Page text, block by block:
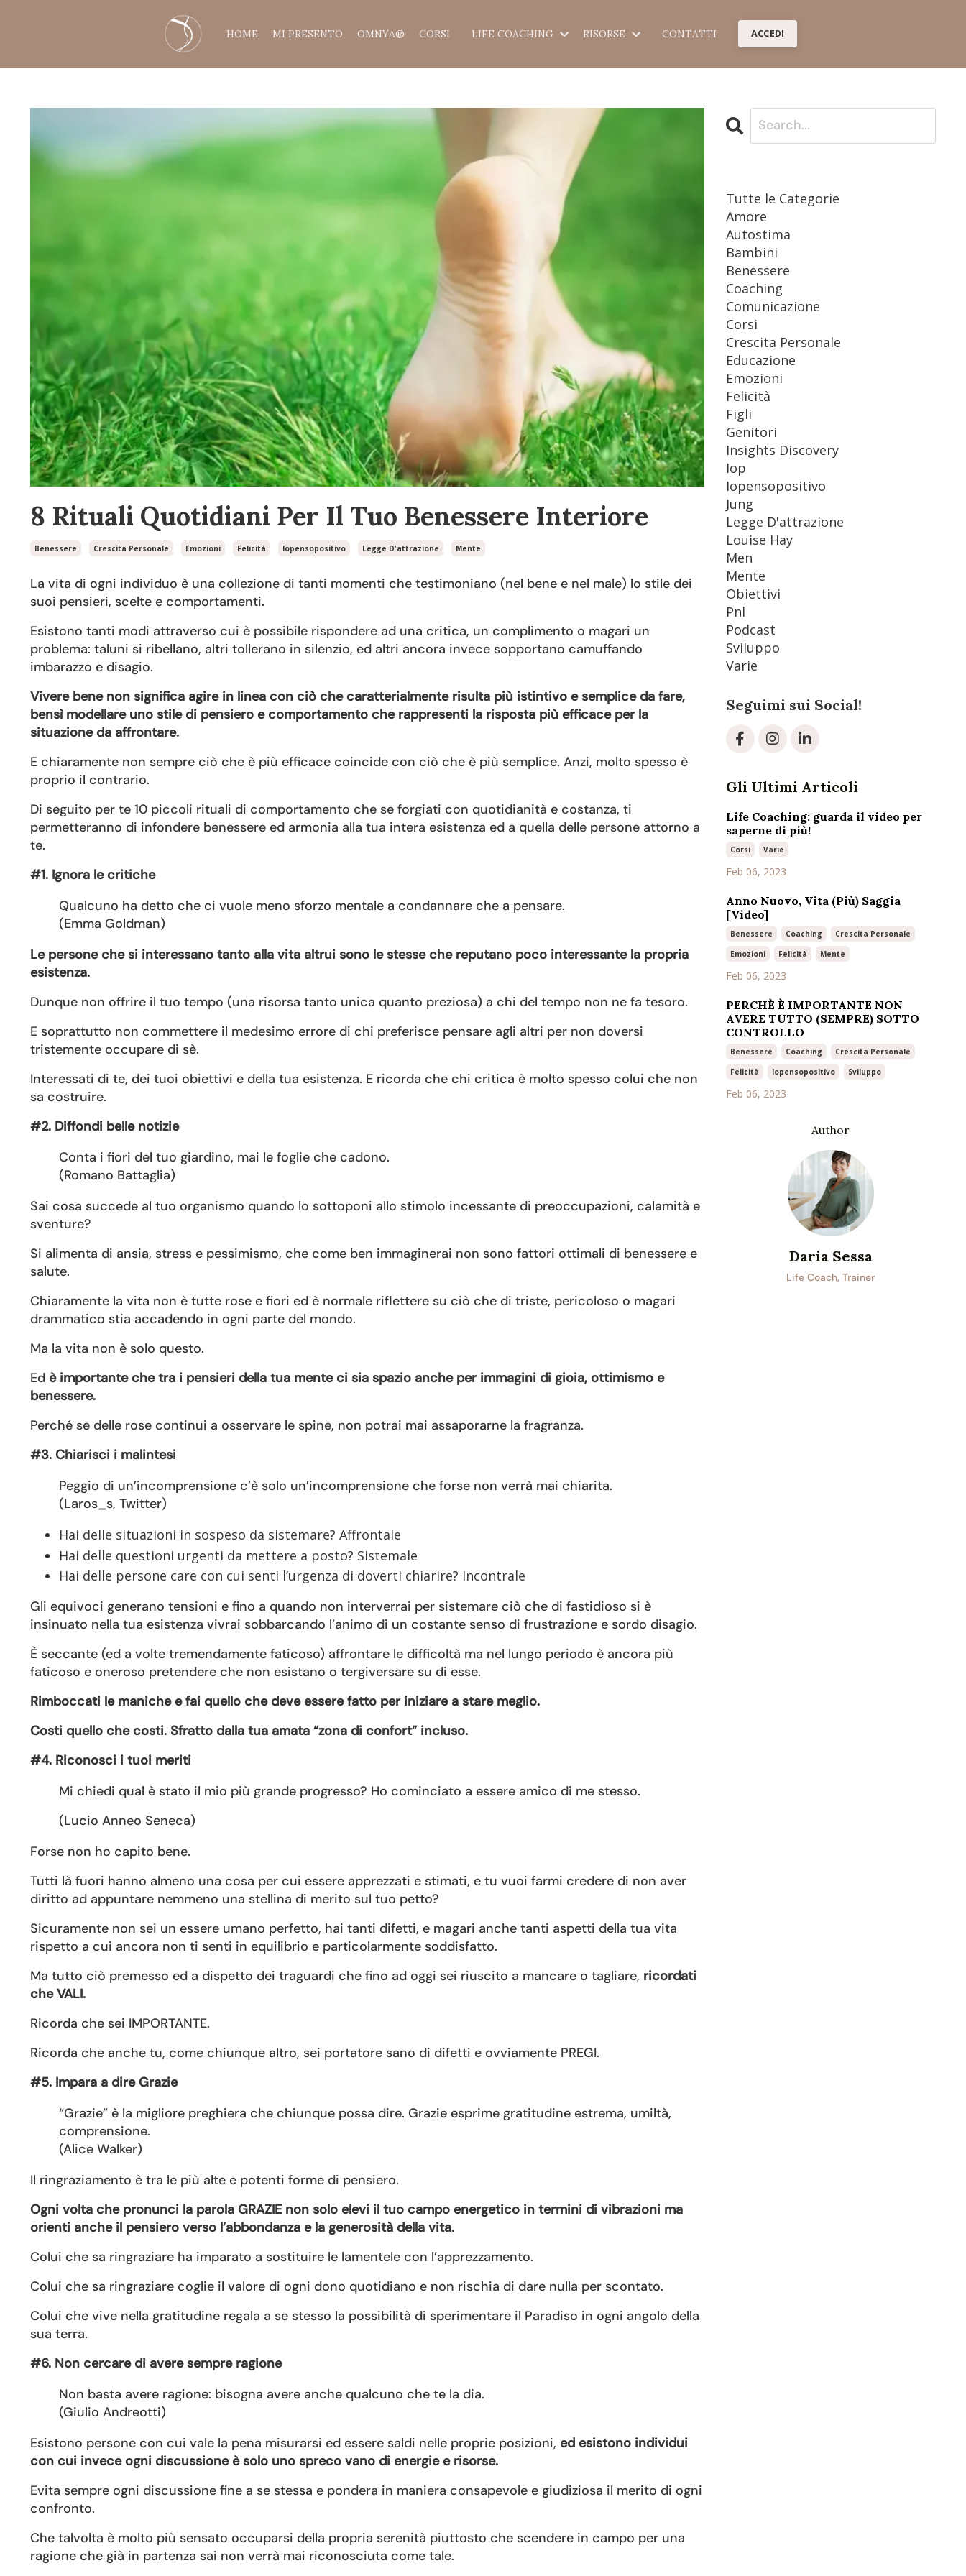
HOME MI PRESENTO OMNYA® CORSI LIFE COACHING RISORSE CONTATTI ACCEDI
8 Rituali Quotidiani Per Il Tuo Benessere Interiore
Benessere Crescita Personale Emozioni Felicità Iopensopositivo Legge D'attrazione Mente
La vita di ogni individuo è una collezione di tanti momenti che testimoniano (nel bene e nel male) lo stile dei
suoi pensieri, scelte e comportamenti.
Esistono tanti modi attraverso cui è possibile rispondere ad una critica, un complimento o magari un
problema: taluni si ribellano, altri tollerano in silenzio, ed altri ancora invece sopportano camuffando
imbarazzo e disagio.
Vivere bene non significa agire in linea con ciò che caratterialmente risulta più istintivo e semplice da fare,
bensì modellare uno stile di pensiero e comportamento che rappresenti la risposta più efficace per la
situazione da affrontare.
E chiaramente non sempre ciò che è più efficace coincide con ciò che è più semplice. Anzi, molto spesso è
proprio il contrario.
Di seguito per te 10 piccoli rituali di comportamento che se forgiati con quotidianità e costanza, ti
permetteranno di infondere benessere ed armonia alla tua intera esistenza ed a quella delle persone attorno a
te.
#1. Ignora le critiche
Qualcuno ha detto che ci vuole meno sforzo mentale a condannare che a pensare.
(Emma Goldman)
Le persone che si interessano tanto alla vita altrui sono le stesse che reputano poco interessante la propria
esistenza.
Dunque non offrire il tuo tempo (una risorsa tanto unica quanto preziosa) a chi del tempo non ne fa tesoro.
E soprattutto non commettere il medesimo errore di chi preferisce pensare agli altri per non doversi
tristemente occupare di sè.
Interessati di te, dei tuoi obiettivi e della tua esistenza. E ricorda che chi critica è molto spesso colui che non
sa costruire.
#2. Diffondi belle notizie
Conta i fiori del tuo giardino, mai le foglie che cadono.
(Romano Battaglia)
Sai cosa succede al tuo organismo quando lo sottoponi allo stimolo incessante di preoccupazioni, calamità e
sventure?
Si alimenta di ansia, stress e pessimismo, che come ben immaginerai non sono fattori ottimali di benessere e
salute.
Chiaramente la vita non è tutte rose e fiori ed è normale riflettere su ciò che di triste, pericoloso o magari
drammatico stia accadendo in ogni parte del mondo.
Ma la vita non è solo questo.
Ed è importante che tra i pensieri della tua mente ci sia spazio anche per immagini di gioia, ottimismo e
benessere.
Perché se delle rose continui a osservare le spine, non potrai mai assaporarne la fragranza.
#3. Chiarisci i malintesi
Peggio di un’incomprensione c’è solo un’incomprensione che forse non verrà mai chiarita.
(Laros_s, Twitter)
Hai delle situazioni in sospeso da sistemare? Affrontale
Hai delle questioni urgenti da mettere a posto? Sistemale
Hai delle persone care con cui senti l’urgenza di doverti chiarire? Incontrale
Gli equivoci generano tensioni e fino a quando non interverrai per sistemare ciò che di fastidioso si è
insinuato nella tua esistenza vivrai sobbarcando l’animo di un costante senso di frustrazione e sordo disagio.
È seccante (ed a volte tremendamente faticoso) affrontare le difficoltà ma nel lungo periodo è ancora più
faticoso e oneroso pretendere che non esistano o tergiversare su di esse.
Rimboccati le maniche e fai quello che deve essere fatto per iniziare a stare meglio.
Costi quello che costi. Sfratto dalla tua amata “zona di confort” incluso.
#4. Riconosci i tuoi meriti
Mi chiedi qual è stato il mio più grande progresso? Ho cominciato a essere amico di me stesso.
(Lucio Anneo Seneca)
Forse non ho capito bene.
Tutti là fuori hanno almeno una cosa per cui essere apprezzati e stimati, e tu vuoi farmi credere di non aver
diritto ad appuntare nemmeno una stellina di merito sul tuo petto?
Sicuramente non sei un essere umano perfetto, hai tanti difetti, e magari anche tanti aspetti della tua vita
rispetto a cui ancora non ti senti in equilibrio e particolarmente soddisfatto.
Ma tutto ciò premesso ed a dispetto dei traguardi che fino ad oggi sei riuscito a mancare o tagliare, ricordati
che VALI.
Ricorda che sei IMPORTANTE.
Ricorda che anche tu, come chiunque altro, sei portatore sano di difetti e ovviamente PREGI.
#5. Impara a dire Grazie
“Grazie” è la migliore preghiera che chiunque possa dire. Grazie esprime gratitudine estrema, umiltà,
comprensione.
(Alice Walker)
Il ringraziamento è tra le più alte e potenti forme di pensiero.
Ogni volta che pronunci la parola GRAZIE non solo elevi il tuo campo energetico in termini di vibrazioni ma
orienti anche il pensiero verso l’abbondanza e la generosità della vita.
Colui che sa ringraziare ha imparato a sostituire le lamentele con l’apprezzamento.
Colui che sa ringraziare coglie il valore di ogni dono quotidiano e non rischia di dare nulla per scontato.
Colui che vive nella gratitudine regala a se stesso la possibilità di sperimentare il Paradiso in ogni angolo della
sua terra.
#6. Non cercare di avere sempre ragione
Non basta avere ragione: bisogna avere anche qualcuno che te la dia.
(Giulio Andreotti)
Esistono persone con cui vale la pena misurarsi ed essere saldi nelle proprie posizioni, ed esistono individui
con cui invece ogni discussione è solo uno spreco vano di energie e risorse.
Evita sempre ogni discussione fine a se stessa e pondera in maniera consapevole e giudiziosa il merito di ogni
confronto.
Che talvolta è molto più sensato occuparsi della propria serenità piuttosto che scendere in campo per una
ragione che già in partenza sai non verrà mai riconosciuta come tale.
Tutte le Categorie
Amore
Autostima
Bambini
Benessere
Coaching
Comunicazione
Corsi
Crescita Personale
Educazione
Emozioni
Felicità
Figli
Genitori
Insights Discovery
Iop
Iopensopositivo
Jung
Legge D'attrazione
Louise Hay
Men
Mente
Obiettivi
Pnl
Podcast
Sviluppo
Varie
Seguimi sui Social!
Gli Ultimi Articoli
Life Coaching: guarda il video per
saperne di più!
Corsi Varie
Feb 06, 2023
Anno Nuovo, Vita (Più) Saggia
[Video]
Benessere Coaching
Crescita Personale
Emozioni
Felicità Mente
Feb 06, 2023
PERCHÈ È IMPORTANTE NON
AVERE TUTTO (SEMPRE) SOTTO
CONTROLLO
Benessere Coaching
Crescita Personale
Felicità
Iopensopositivo Sviluppo
Feb 06, 2023
Author
Daria Sessa
Life Coach, Trainer